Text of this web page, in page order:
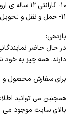
۱۰- گارانتی ۱۲ ساله ی اروپایی (اوکراین)
۱۱- حمل و نقل و تحویل به موقع و مناسب برای شما
بازدهی:
دارند. همه چیز به خود
برای سفارش محصول و
همچنین می توانید
بالای سایت موجود می